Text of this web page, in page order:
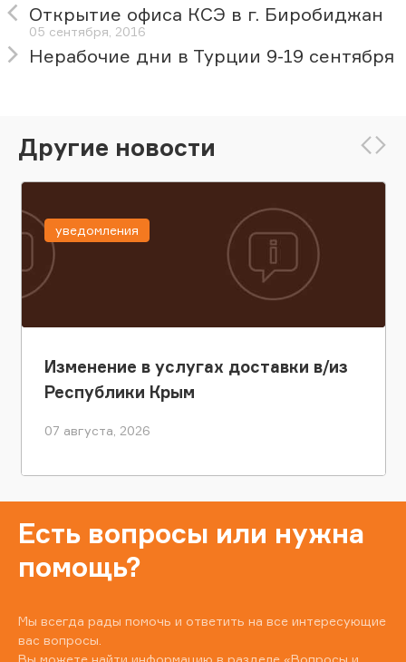
Открытие офиса КСЭ в г. Биробиджан
05 сентября, 2016
Нерабочие дни в Турции 9-19 сентября
Другие новости
Изменение в услугах доставки в/из
Республики Крым
07 августа, 2026
уведомления
Есть вопросы или нужна
помощь?
Мы всегда рады помочь и ответить на все интересующие
вас вопросы.